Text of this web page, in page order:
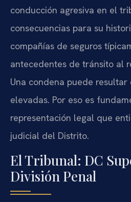
conducción agresiva en el
consecuencias para su
compañías de seguros
antecedentes de tránsito al
Una condena puede resultar
elevadas. Por eso es
representación legal que
judicial del Distrito.
El Tribunal: DC
División Penal